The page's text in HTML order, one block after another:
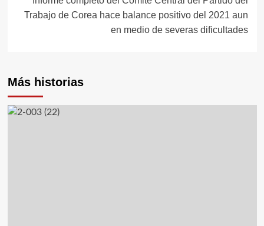
Trabajo de Corea hace balance positivo del 2021 aun
en medio de severas dificultades
Más historias